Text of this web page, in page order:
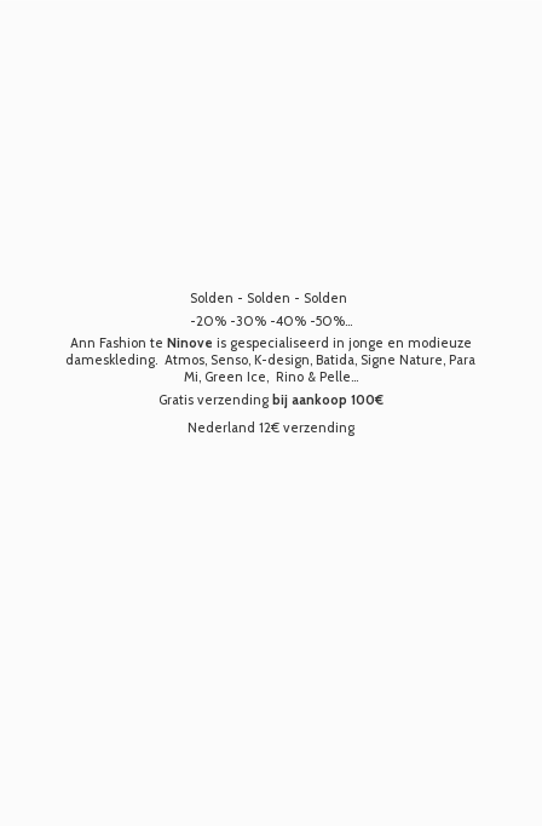
Solden - Solden - Solden
-20% -30% -40% -50%...
Ann Fashion te Ninove is gespecialiseerd in jonge en modieuze
dameskleding. Atmos, Senso, K-design, Batida, Signe Nature, Para
Mi, Green Ice, Rino & Pelle...
Gratis verzending bij aankoop 100€
Nederland 12€ verzending